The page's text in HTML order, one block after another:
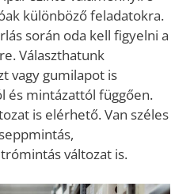
különböző feladatokra.
során oda kell figyelni a
Választhatunk
vagy gumilapot is
és mintázattól függően.
is elérhető. Van széles
változat is.